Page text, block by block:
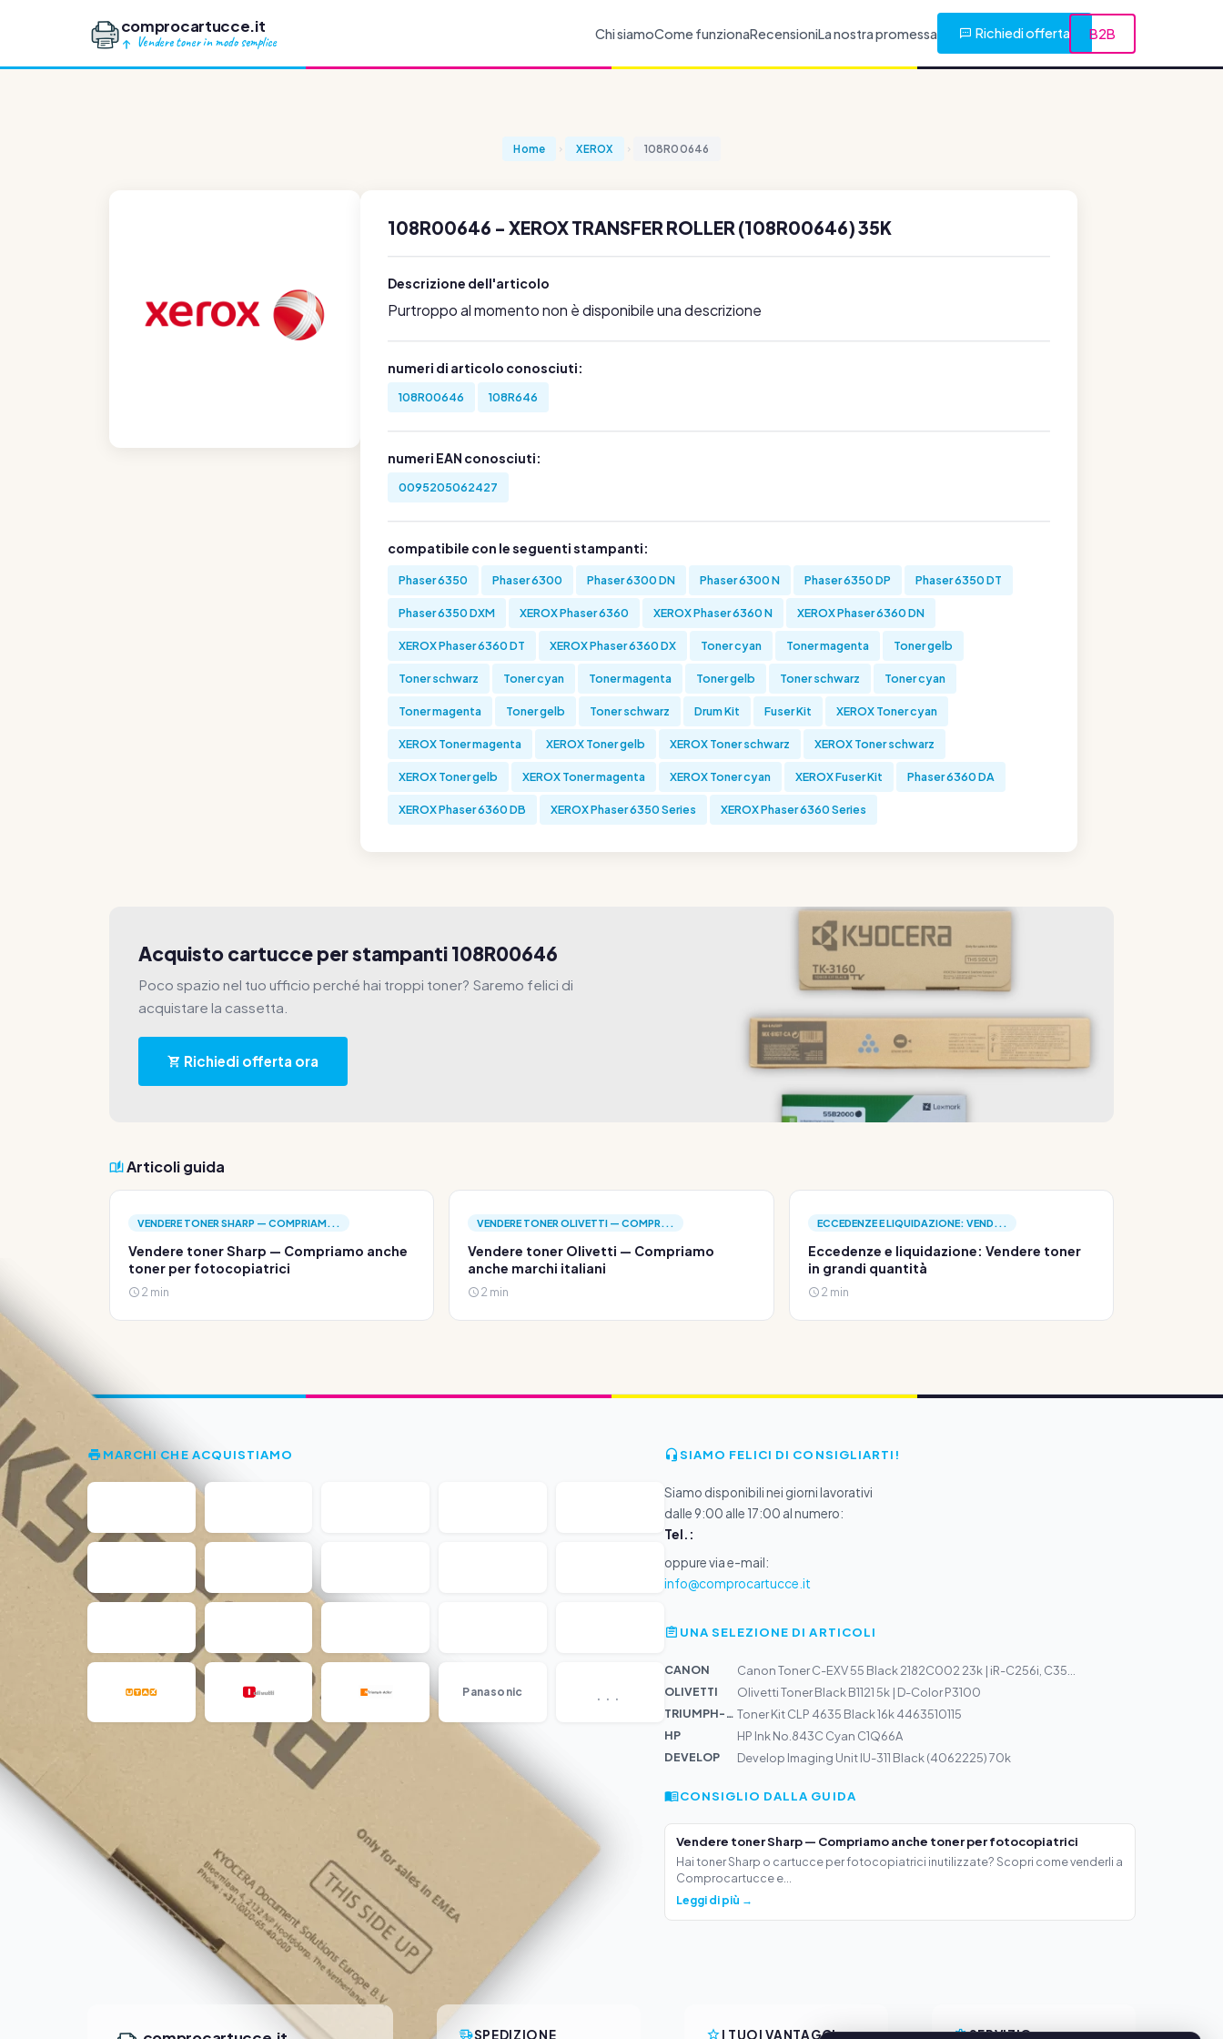
comprocartucce.it
Vendere toner in modo semplice
Chi siamoCome funzionaRecensioniLa nostra promessa Richiedi offerta B2B
Home XEROX 108R00646
108R00646 - XEROX TRANSFER ROLLER (108R00646) 35K
Descrizione dell'articolo
Purtroppo al momento non è disponibile una descrizione
numeri di articolo conosciuti:
108R00646 108R646
numeri EAN conosciuti:
0095205062427
compatibile con le seguenti stampanti:
Phaser 6350 Phaser 6300 Phaser 6300 DN Phaser 6300 N Phaser 6350 DP Phaser 6350 DT
Phaser 6350 DXM XEROX Phaser 6360 XEROX Phaser 6360 N XEROX Phaser 6360 DN
XEROX Phaser 6360 DT XEROX Phaser 6360 DX Toner cyan Toner magenta Toner gelb
Toner schwarz Toner cyan Toner magenta Toner gelb Toner schwarz Toner cyan
Toner magenta Toner gelb Toner schwarz Drum Kit Fuser Kit XEROX Toner cyan
XEROX Toner magenta XEROX Toner gelb XEROX Toner schwarz XEROX Toner schwarz
XEROX Toner gelb XEROX Toner magenta XEROX Toner cyan XEROX Fuser Kit Phaser 6360 DA
XEROX Phaser 6360 DB XEROX Phaser 6350 Series XEROX Phaser 6360 Series
Acquisto cartucce per stampanti 108R00646
Poco spazio nel tuo ufficio perché hai troppi toner? Saremo felici di
acquistare la cassetta.
Richiedi offerta ora
Articoli guida
VENDERE TONER SHARP — COMPRIAM...
Vendere toner Sharp — Compriamo anche
toner per fotocopiatrici
2 min
VENDERE TONER OLIVETTI — COMPR...
Vendere toner Olivetti — Compriamo
anche marchi italiani
2 min
ECCEDENZE E LIQUIDAZIONE: VEND...
Eccedenze e liquidazione: Vendere toner
in grandi quantità
2 min
MARCHI CHE ACQUISTIAMO
Panasonic ...
SIAMO FELICI DI CONSIGLIARTI!
Siamo disponibili nei giorni lavorativi
dalle 9:00 alle 17:00 al numero:
Tel.:
oppure via e-mail:
info@comprocartucce.it
UNA SELEZIONE DI ARTICOLI
CANON
Canon Toner C-EXV 55 Black 2182C002 23k | iR-C256i, C35...
OLIVETTI
Olivetti Toner Black B1121 5k | D-Color P3100
TRIUMPH-AD... Toner Kit CLP 4635 Black 16k 4463510115
HP
HP Ink No.843C Cyan C1Q66A
DEVELOP
Develop Imaging Unit IU-311 Black (4062225) 70k
CONSIGLIO DALLA GUIDA
Vendere toner Sharp — Compriamo anche toner per fotocopiatrici
Hai toner Sharp o cartucce per fotocopiatrici inutilizzate? Scopri come venderli a
Comprocartucce e...
Leggi di più →
SPEDIZIONE I TUOI VANTAGGI SERVIZIO